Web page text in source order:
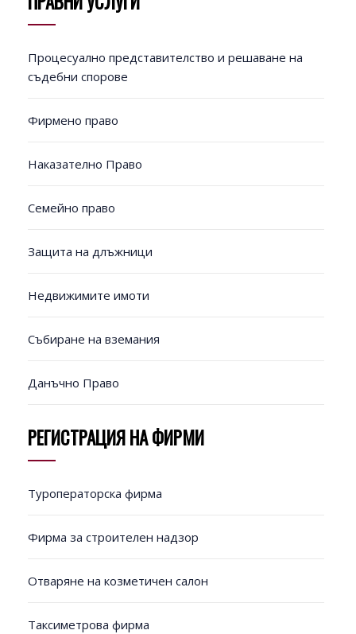
Процесуално представителство и решаване на
съдебни спорове
Фирмено право
Наказателно Право
Семейно право
Защита на длъжници
Недвижимите имоти
Събиране на вземания
Данъчно Право
РЕГИСТРАЦИЯ НА ФИРМИ
Туроператорска фирма
Фирма за строителен надзор
Отваряне на козметичен салон
Таксиметрова фирма